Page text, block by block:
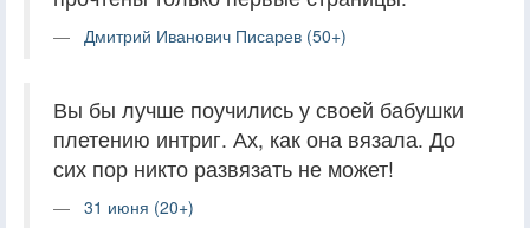
Дмитрий Иванович Писарев (50+)
Вы бы лучше поучились у своей бабушки
плетению интриг. Ах, как она вязала. До
сих пор никто развязать не может!
31 июня (20+)